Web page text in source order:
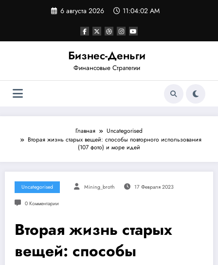
6 августа 2026 11:04:03 AM
Бизнес-Деньги
Финансовые Стратегии
Главная
Uncategorised
Вторая жизнь старых вещей: способы повторного использования
(107 фото) и море идей
Uncategorised Mining_broth 17 Февраля 2023
0 Комментарии
Вторая жизнь старых
вещей: способы